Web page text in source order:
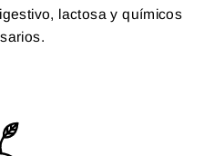
lactosa y químicos